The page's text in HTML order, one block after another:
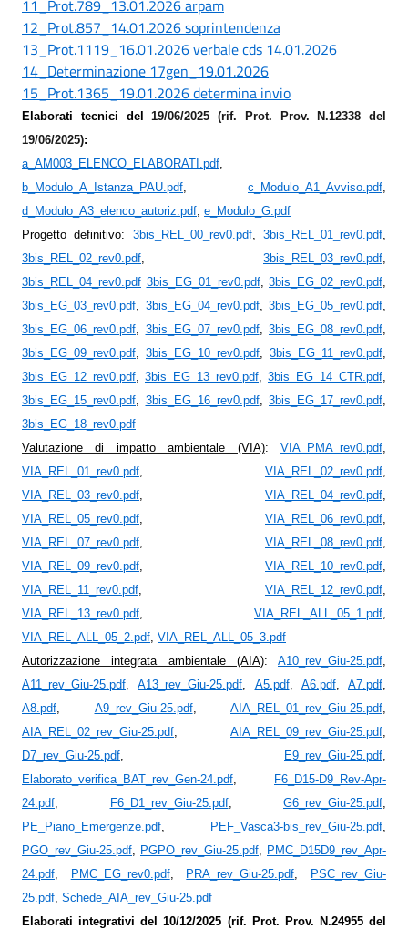
11_Prot.789_13.01.2026 arpam
12_Prot.857_14.01.2026 soprintendenza
13_Prot.1119_16.01.2026 verbale cds 14.01.2026
14_Determinazione 17gen_19.01.2026
15_Prot.1365_19.01.2026 determina invio
Elaborati tecnici del19/06/2025 (rif. Prot. Prov. N.12338 del
19/06/2025):
a_AM003_ELENCO_ELABORATI.pdf,
b_Modulo_A_Istanza_PAU.pdf, c_Modulo_A1_Avviso.pdf,
d_Modulo_A3_elenco_autoriz.pdf, e_Modulo_G.pdf
Progetto definitivo: 3bis_REL_00_rev0.pdf,3bis_REL_01_rev0.pdf,
3bis_REL_02_rev0.pdf, 3bis_REL_03_rev0.pdf,
3bis_REL_04_rev0.pdf 3bis_EG_01_rev0.pdf, 3bis_EG_02_rev0.pdf,
3bis_EG_03_rev0.pdf, 3bis_EG_04_rev0.pdf, 3bis_EG_05_rev0.pdf,
3bis_EG_06_rev0.pdf, 3bis_EG_07_rev0.pdf, 3bis_EG_08_rev0.pdf,
3bis_EG_09_rev0.pdf, 3bis_EG_10_rev0.pdf, 3bis_EG_11_rev0.pdf,
3bis_EG_12_rev0.pdf, 3bis_EG_13_rev0.pdf, 3bis_EG_14_CTR.pdf,
3bis_EG_15_rev0.pdf, 3bis_EG_16_rev0.pdf, 3bis_EG_17_rev0.pdf,
3bis_EG_18_rev0.pdf
Valutazione di impatto ambientale (VIA):VIA_PMA_rev0.pdf,
VIA_REL_01_rev0.pdf, VIA_REL_02_rev0.pdf,
VIA_REL_03_rev0.pdf, VIA_REL_04_rev0.pdf,
VIA_REL_05_rev0.pdf, VIA_REL_06_rev0.pdf,
VIA_REL_07_rev0.pdf, VIA_REL_08_rev0.pdf,
VIA_REL_09_rev0.pdf, VIA_REL_10_rev0.pdf,
VIA_REL_11_rev0.pdf, VIA_REL_12_rev0.pdf,
VIA_REL_13_rev0.pdf, VIA_REL_ALL_05_1.pdf,
VIA_REL_ALL_05_2.pdf, VIA_REL_ALL_05_3.pdf
Autorizzazione integrata ambientale (AIA): A10_rev_Giu-25.pdf,
A11_rev_Giu-25.pdf,A13_rev_Giu-25.pdf, A5.pdf, A6.pdf, A7.pdf,
A8.pdf, A9_rev_Giu-25.pdf, AIA_REL_01_rev_Giu-25.pdf,
AIA_REL_02_rev_Giu-25.pdf, AIA_REL_09_rev_Giu-25.pdf,
D7_rev_Giu-25.pdf, E9_rev_Giu-25.pdf,
Elaborato_verifica_BAT_rev_Gen-24.pdf,
F6_D15-D9_Rev-Apr-
24.pdf, F6_D1_rev_Giu-25.pdf, G6_rev_Giu-25.pdf,
PE_Piano_Emergenze.pdf, PEF_Vasca3-bis_rev_Giu-25.pdf,
PGO_rev_Giu-25.pdf, PGPO_rev_Giu-25.pdf, PMC_D15D9_rev_Apr-
24.pdf, PMC_EG_rev0.pdf, PRA_rev_Giu-25.pdf,
PSC_rev_Giu-
25.pdf, Schede_AIA_rev_Giu-25.pdf
Elaborati integrativi del10/12/2025 (rif. Prot. Prov. N.24955 del